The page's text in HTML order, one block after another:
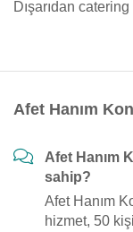
Dışarıdan
Afet Hanım
Afet Hanım
sahip?
Afet Hanım
hizmet, 50